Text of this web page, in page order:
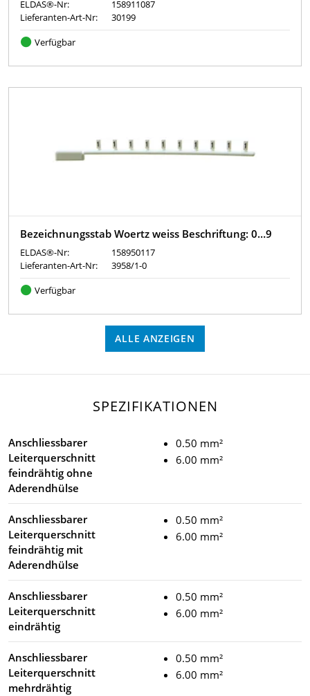
ELDAS®-Nr:
158911087
Lieferanten-Art-Nr:
30199
Verfügbar
Bezeichnungsstab Woertz weiss Beschriftung: 0…9
ELDAS®-Nr:
158950117
Lieferanten-Art-Nr:
3958/1-0
Verfügbar
ALLE ANZEIGEN
SPEZIFIKATIONEN
Anschliessbarer
Leiterquerschnitt
feindrähtig ohne
Aderendhülse
0.50 mm²
6.00 mm²
Anschliessbarer
Leiterquerschnitt
feindrähtig mit
Aderendhülse
0.50 mm²
6.00 mm²
Anschliessbarer
Leiterquerschnitt
eindrähtig
0.50 mm²
6.00 mm²
Anschliessbarer
Leiterquerschnitt
mehrdrähtig
0.50 mm²
6.00 mm²